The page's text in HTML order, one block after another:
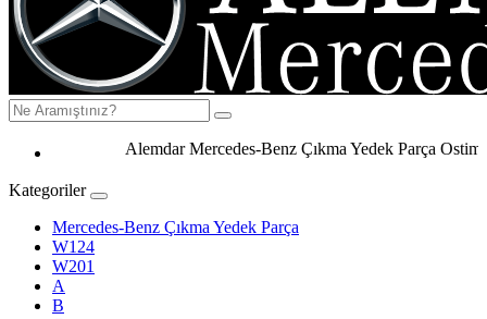
Alemdar Mercedes-Benz Çıkma Yedek Parça Ostim
Kategoriler
Mercedes-Benz Çıkma Yedek Parça
W124
W201
A
B